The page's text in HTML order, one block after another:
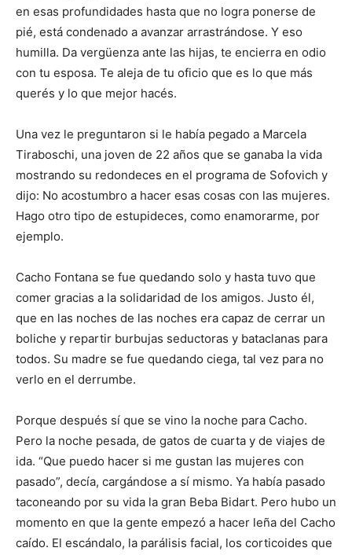
en esas profundidades hasta que no logra ponerse de
pié, está condenado a avanzar arrastrándose. Y eso
humilla. Da vergüenza ante las hijas, te encierra en odio
con tu esposa. Te aleja de tu oficio que es lo que más
querés y lo que mejor hacés.
Una vez le preguntaron si le había pegado a Marcela
Tiraboschi, una joven de 22 años que se ganaba la vida
mostrando su redondeces en el programa de Sofovich y
dijo: No acostumbro a hacer esas cosas con las mujeres.
Hago otro tipo de estupideces, como enamorarme, por
ejemplo.
Cacho Fontana se fue quedando solo y hasta tuvo que
comer gracias a la solidaridad de los amigos. Justo él,
que en las noches de las noches era capaz de cerrar un
boliche y repartir burbujas seductoras y bataclanas para
todos. Su madre se fue quedando ciega, tal vez para no
verlo en el derrumbe.
Porque después sí que se vino la noche para Cacho.
Pero la noche pesada, de gatos de cuarta y de viajes de
ida. “Que puedo hacer si me gustan las mujeres con
pasado”, decía, cargándose a sí mismo. Ya había pasado
taconeando por su vida la gran Beba Bidart. Pero hubo un
momento en que la gente empezó a hacer leña del Cacho
caído. El escándalo, la parálisis facial, los corticoides que